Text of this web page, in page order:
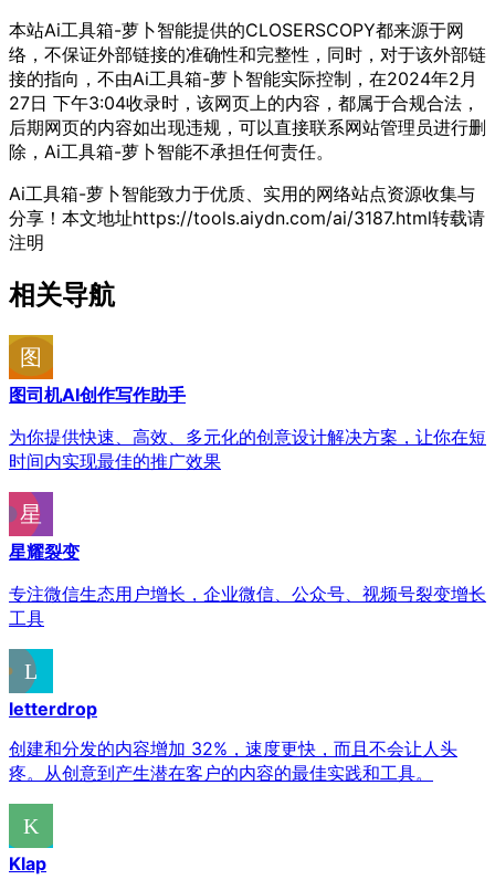
本站Ai工具箱-萝卜智能提供的CLOSERSCOPY都来源于网
络，不保证外部链接的准确性和完整性，同时，对于该外部链
接的指向，不由Ai工具箱-萝卜智能实际控制，在2024年2月
27日 下午3:04收录时，该网页上的内容，都属于合规合法，
后期网页的内容如出现违规，可以直接联系网站管理员进行删
除，Ai工具箱-萝卜智能不承担任何责任。
Ai工具箱-萝卜智能致力于优质、实用的网络站点资源收集与
分享！ 本文地址https://tools.aiydn.com/ai/3187.html转载请
注明
相关导航
图司机AI创作写作助手
为你提供快速、高效、多元化的创意设计解决方案，让你在短
时间内实现最佳的推广效果
星耀裂变
专注微信生态用户增长，企业微信、公众号、视频号裂变增长
工具
letterdrop
创建和分发的内容增加 32%，速度更快，而且不会让人头
疼。从创意到产生潜在客户的内容的最佳实践和工具。
Klap